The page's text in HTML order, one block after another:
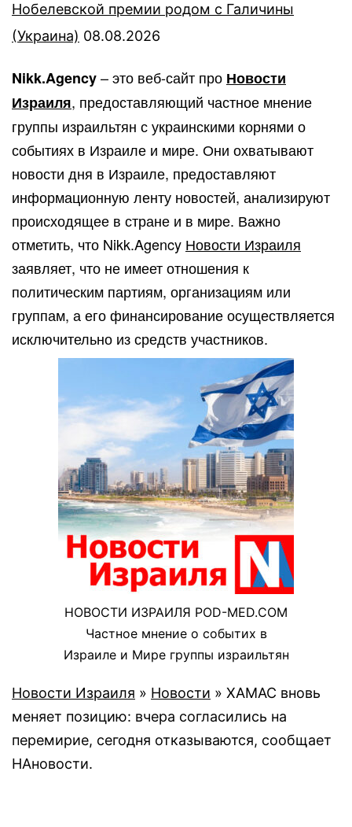
Нобелевской премии родом с Галичины
(Украина) 08.08.2026
Nikk.Agency– это веб-сайт про Новости
Израиля, предоставляющий частное мнение
группы израильтян с украинскими корнями о
событиях в Израиле и мире. Они охватывают
новости дня в Израиле, предоставляют
информационную ленту новостей, анализируют
происходящее в стране и в мире. Важно
отметить, что Nikk.Agency Новости Израиля
заявляет, что не имеет отношения к
политическим партиям, организациям или
группам, а его финансирование осуществляется
исключительно из средств участников.
НОВОСТИ ИЗРАИЛЯ POD-MED.COM
Частное мнение о событих в
Израиле и Мире группы израильтян
Новости Израиля » Новости » ХАМАС вновь
меняет позицию: вчера согласились на
перемирие, сегодня отказываются, сообщает
НАновости.